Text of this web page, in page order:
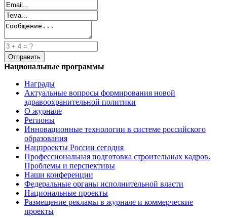
Национальные программы
Награды
Актуальные вопросы формирования новой
здравоохранительной политики
О журнале
Регионы
Инновационные технологии в системе российского
образования
Нацпроекты России сегодня
Профессиональная подготовка строительных кадров.
Проблемы и перспективы
Наши конференции
Федеральные органы исполнительной власти
Национальные проекты
Размещение рекламы в журнале и коммерческие
проекты